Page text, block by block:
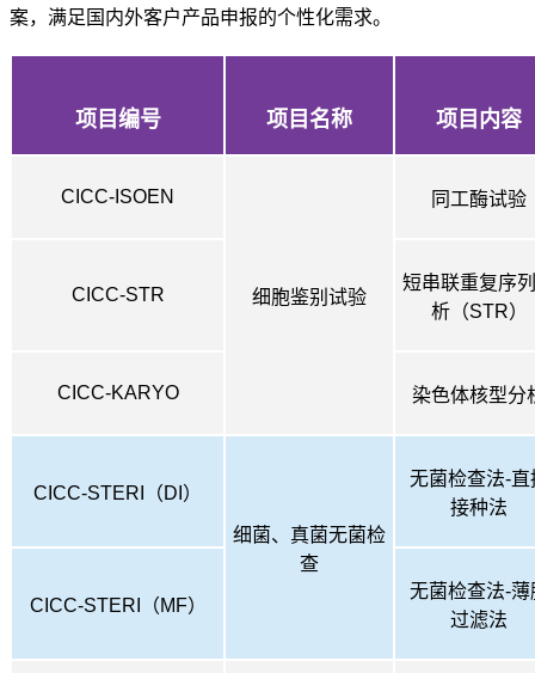
案，满足国内外客户产品申报的个性化需求。
项目编号 项目名称 项目内容
CICC-ISOEN
细胞鉴别试验
同工酶试验
CICC-STR
短串联重复序
析（STR）
CICC-KARYO 染色体核型分
CICC-STERI（DI）
细菌、真菌无菌检
查
无菌检查法-直
接种法
CICC-STERI （MF）
无菌检查法-薄
过滤法